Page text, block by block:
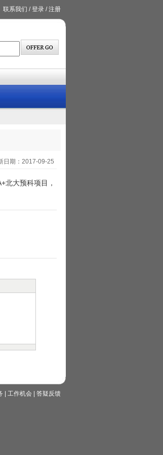
联系我们 /登录 /注册
日期：2017-09-25
北大预科项目，
工作机会 答疑反馈